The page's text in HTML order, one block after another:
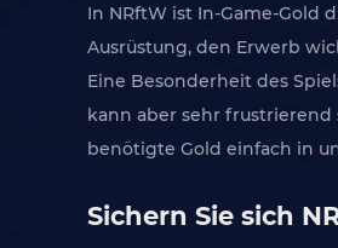
In NRftW ist In-Game-Gold
Ausrüstung, den Erwerb
Eine Besonderheit des
kann aber sehr
benötigte Gold einfach in
Sichern Sie sich